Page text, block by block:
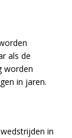
als de
worden
in jaren.
in